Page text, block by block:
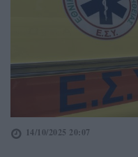
14/10/2025 20:07